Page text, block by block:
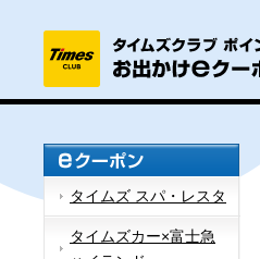
タイムズ スパ・レスタ
タイムズカー×富士急